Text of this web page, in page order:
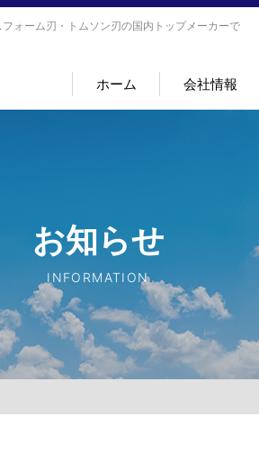
ォーム刃・トムソン刃の国内トップメーカーで
ホーム 会社情報
お知らせ
INFORMATION